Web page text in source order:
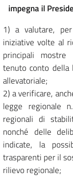
impegna il
1) a valutare,
iniziative volte al
principali mostre
tenuto conto della
allevatoriale;
2) a verificare,
legge regionale
regionali di
nonché delle
indicate, la
trasparenti per il
rilievo regionale;